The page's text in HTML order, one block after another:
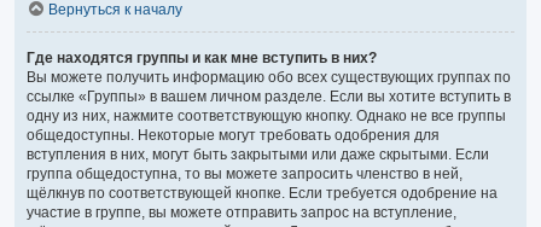
Вернуться к началу
Где находятся группы и как мне вступить в них?
Вы можете получить информацию обо всех существующих группах по
ссылке «Группы» в вашем личном разделе. Если вы хотите вступить в
одну из них, нажмите соответствующую кнопку. Однако не все группы
общедоступны. Некоторые могут требовать одобрения для
вступления в них, могут быть закрытыми или даже скрытыми. Если
группа общедоступна, то вы можете запросить членство в ней,
щёлкнув по соответствующей кнопке. Если требуется одобрение на
участие в группе, вы можете отправить запрос на вступление,